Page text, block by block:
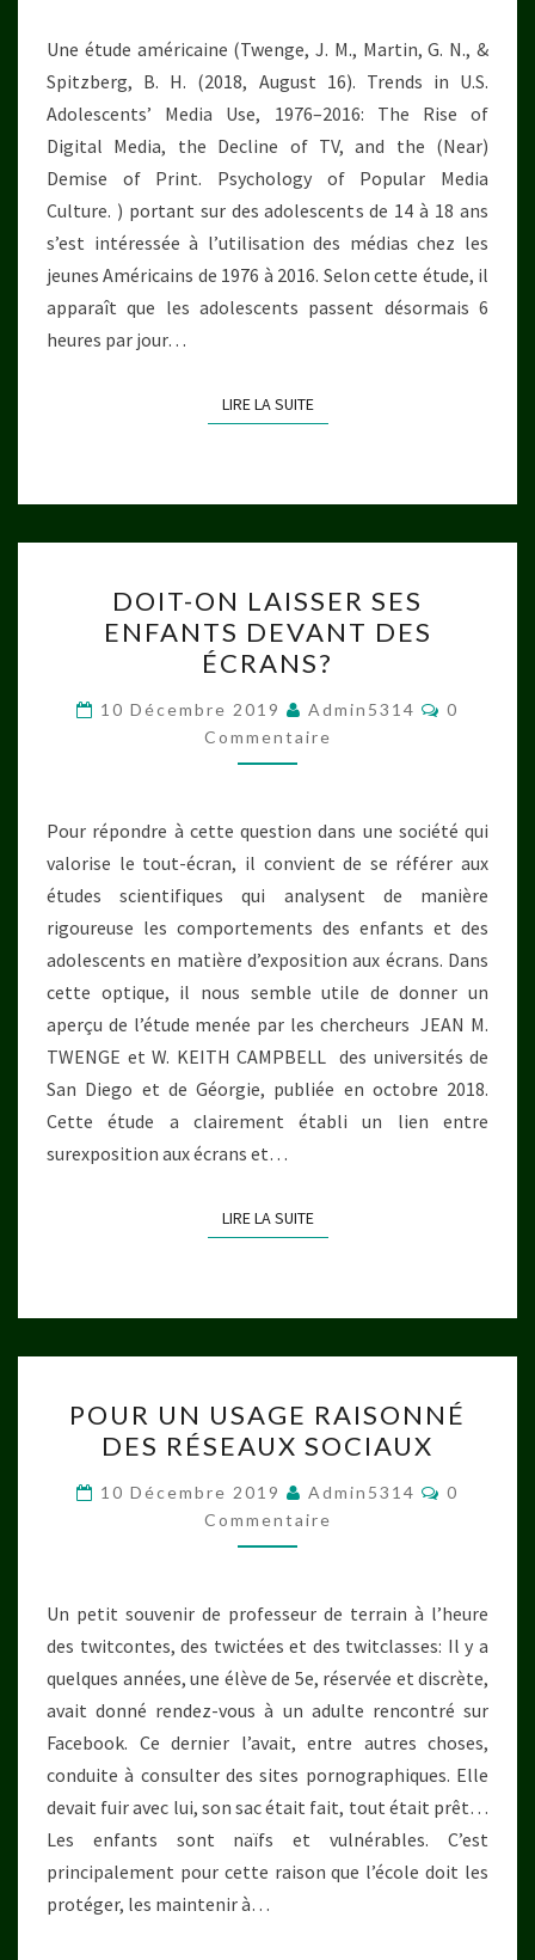
Une étude américaine (Twenge, J. M., Martin, G. N., &
Spitzberg, B. H. (2018, August 16). Trends in U.S.
Adolescents’ Media Use, 1976–2016: The Rise of
Digital Media, the Decline of TV, and the (Near)
Demise of Print. Psychology of Popular Media
Culture. ) portant sur des adolescents de 14 à 18 ans
s’est intéressée à l’utilisation des médias chez les
jeunes Américains de 1976 à 2016. Selon cette étude, il
apparaît que les adolescents passent désormais 6
heures par jour…
LIRE LA SUITELIRE LA SUITE
ON
LAISSER
SES
ENFANTS
DEVANT
DES
DOIT-ON LAISSER SES
ENFANTS DEVANT DES
ÉCRANS?
10 Décembre 2019 Admin5314
0
Commentaire
Pour répondre à cette question dans une société qui
valorise le tout-écran, il convient de se référer aux
études scientifiques qui analysent de manière
rigoureuse les comportements des enfants et des
adolescents en matière d’exposition aux écrans. Dans
cette optique, il nous semble utile de donner un
aperçu de l’étude menée par les chercheurs JEAN M.
TWENGE et W. KEITH CAMPBELL des universités de
San Diego et de Géorgie, publiée en octobre 2018.
Cette étude a clairement établi un lien entre
surexposition aux écrans et…
LIRE LA SUITELIRE LA SUITE
UN
USAGE
RAISONNÉ
DES
RÉSEAUX
POUR UN USAGE RAISONNÉ
DES RÉSEAUX SOCIAUX
10 Décembre 2019 Admin5314
0
Commentaire
Un petit souvenir de professeur de terrain à l’heure
des twitcontes, des twictées et des twitclasses: Il y a
quelques années, une élève de 5e, réservée et discrète,
avait donné rendez-vous à un adulte rencontré sur
Facebook. Ce dernier l’avait, entre autres choses,
conduite à consulter des sites pornographiques. Elle
devait fuir avec lui, son sac était fait, tout était prêt…
Les enfants sont naïfs et vulnérables. C’est
principalement pour cette raison que l’école doit les
protéger, les maintenir à…